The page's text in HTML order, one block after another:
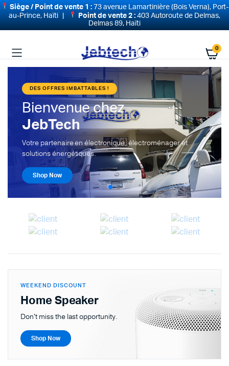
Siège / Point de vente 1 :73 avenue Lamartinière (Bois Verna), Port-
au-Prince, Haïti |
Point de vente 2 :403 Autoroute de Delmas,
Delmas 89, Haïti
0
DES OFFRES IMBATTABLES !
Bienvenue chez
JebTech
Votre partenaire en électronique, électroménager et
solutions énergétiques.
Shop Now
WEEKEND DISCOUNT
Home Speaker
Don't miss the last opportunity.
Shop Now